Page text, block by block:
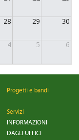
28 29 30
4 5 6
Progetti e bandi
Servizi
INFORMAZIONI
DAGLI UFFICI